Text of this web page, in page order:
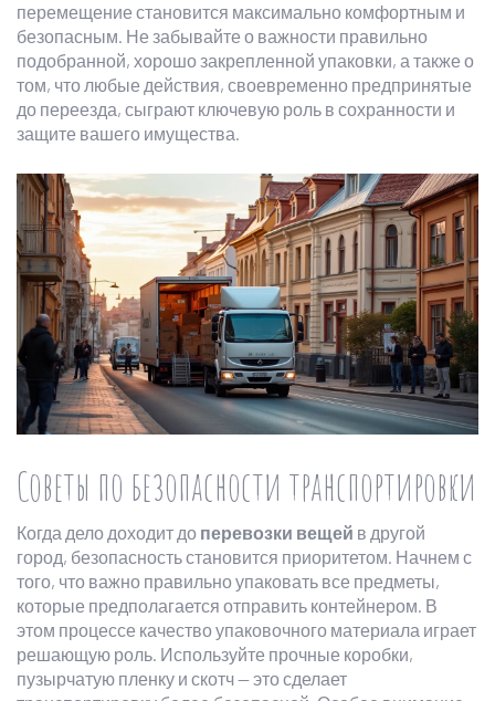
перемещение становится максимально комфортным и
безопасным. Не забывайте о важности правильно
подобранной, хорошо закрепленной упаковки, а также о
том, что любые действия, своевременно предпринятые
до переезда, сыграют ключевую роль в сохранности и
защите вашего имущества.
Советы по безопасности транспортировки
Когда дело доходит до перевозки вещей в другой
город, безопасность становится приоритетом. Начнем с
того, что важно правильно упаковать все предметы,
которые предполагается отправить контейнером. В
этом процессе качество упаковочного материала играет
решающую роль. Используйте прочные коробки,
пузырчатую пленку и скотч — это сделает